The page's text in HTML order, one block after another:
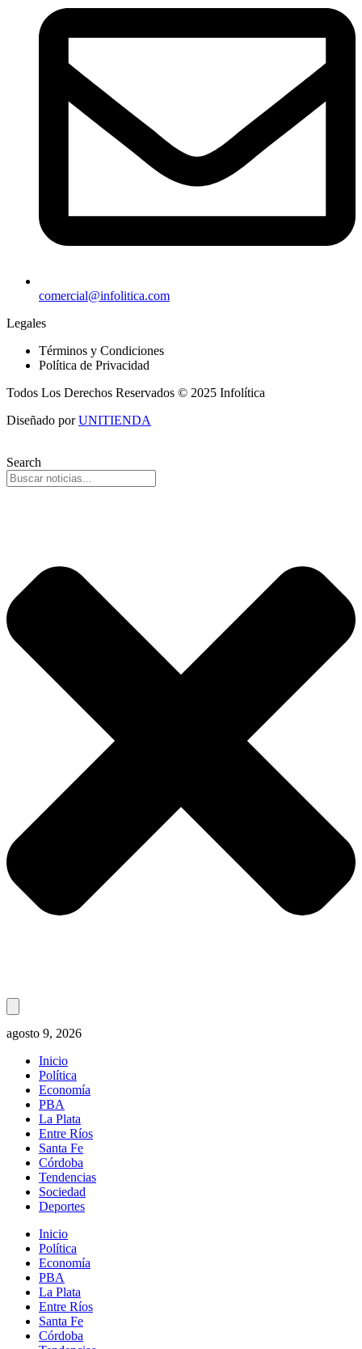
comercial@infolitica.com
Legales
Términos y Condiciones
Política de Privacidad
Todos Los Derechos Reservados © 2025 Infolítica
Diseñado porUNITIENDA
Search
agosto 9, 2026
Inicio
Política
Economía
PBA
La Plata
Entre Ríos
Santa Fe
Córdoba
Tendencias
Sociedad
Deportes
Inicio
Política
Economía
PBA
La Plata
Entre Ríos
Santa Fe
Córdoba